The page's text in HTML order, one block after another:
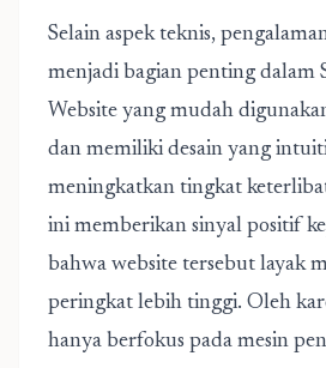
Selain aspek teknis,
menjadi bagian penting dalam
Website yang mudah
dan memiliki desain yang
meningkatkan tingkat
ini memberikan sinyal positif
bahwa website tersebut layak
peringkat lebih tinggi. Oleh
hanya berfokus pada mesin